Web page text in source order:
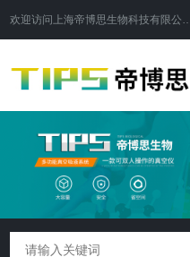
欢迎访问 上海帝博思生物科技有限公司